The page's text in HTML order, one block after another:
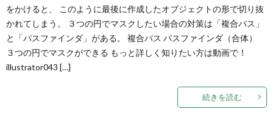
をかけると、 このように最後に作成したオブジェクトの形で切り抜
かれてしまう。 ３つの円でマスクしたい場合の対策は「複合パス」
と「パスファインダ」がある。 複合パス パスファインダ（合体）
３つの円でマスクができる もっと詳しく知りたい方は動画で！
illustrator043 […]
続きを読む